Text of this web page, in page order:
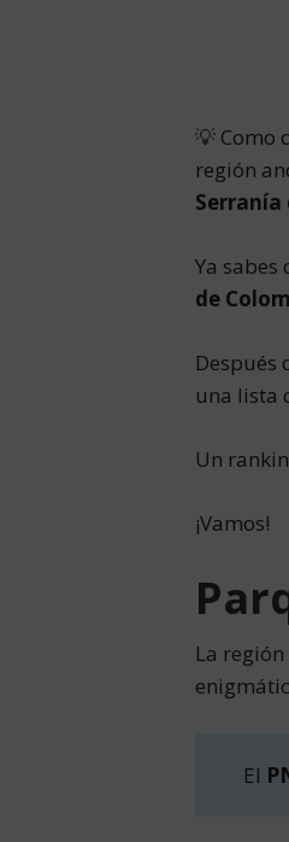
💡 Como
región
Serranía
Ya sabes
de
una lista
Un
¡Vamos!
La región
El